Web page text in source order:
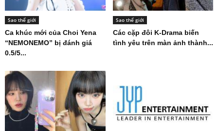
Sao thế giới
Ca khúc mới của Choi Yena
“NEMONEMO” bị đánh giá
0.5/5...
Sao thế giới
Các cặp đôi K-Drama biến
tình yêu trên màn ảnh thành...